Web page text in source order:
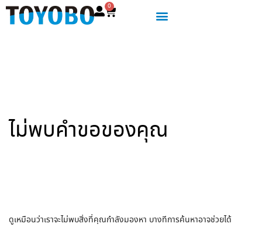
0
ไม่พบคำขอของคุณ
ดูเหมือนว่าเราจะไม่พบสิ่งที่คุณกำลังมองหา บางทีการค้นหาอาจช่วยได้